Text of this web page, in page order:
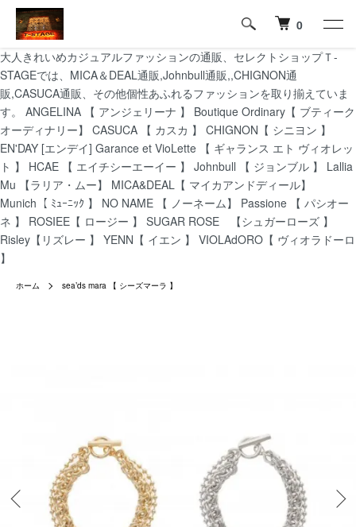
大人きれいめカジュアルファッションの通販、セレクトショップＴ-
STAGEでは、MICA＆DEAL通販,Johnbull通販,,CHIGNON通
販,CASUCA通販、その他個性あふれるファッションを取り揃えていま
す。 ANGELINA 【 アンジェリーナ 】 Boutique Ordinary【 ブティーク
オーディナリー】 CASUCA 【 カスカ 】 CHIGNON【 シニヨン 】
EN'DAY [エンデイ] Garance et VioLette 【 ギャランス エト ヴィオレッ
ト 】 HCAE 【 エイチシーエーイー 】 Johnbull 【 ジョンブル 】 Lallia
Mu 【ラリア・ムー】 MICA&DEAL【 マイカアンドディール】
Munich【 ﾐｭｰﾆｯｸ 】 NO NAME 【 ノーネーム】 Passione 【 パシオー
ネ 】 ROSIEE【 ロージー 】 SUGAR ROSE 【シュガーローズ 】
Risley【リズレー 】 YENN【 イエン 】 VIOLAdORO【 ヴィオラドーロ
】
0
ホーム sea’ds mara 【 シーズマーラ 】